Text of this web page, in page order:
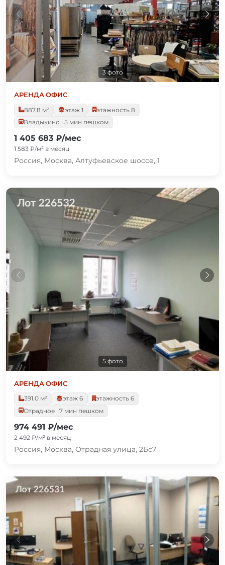
3 фото
АРЕНДА·ОФИС
887.8 м²
этаж 1
этажность 8
Владыкино · 5 мин пешком
1 405 683 ₽/мес
1 583 ₽/м² в месяц
Россия, Москва, Алтуфьевское шоссе, 1
5 фото
АРЕНДА·ОФИС
391.0 м²
этаж 6
этажность 6
Отрадное · 7 мин пешком
974 491 ₽/мес
2 492 ₽/м² в месяц
Россия, Москва, Отрадная улица, 2Бс7